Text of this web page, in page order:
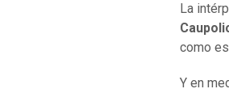
La
como
Y en